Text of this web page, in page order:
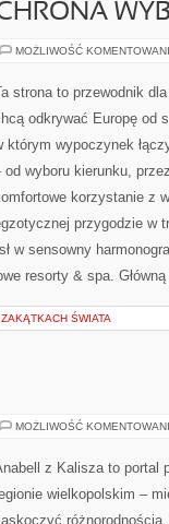
MOŻLIWOŚĆ
strona to przewodnik
odkrywać Europę od
którym wypoczynek
od wyboru kierunku,
korzystanie z
przygodzie w
w sensowny
resorty & spa.
ŚWIATA
MOŻLIWOŚĆ
z Kalisza to portal
wielkopolskim –